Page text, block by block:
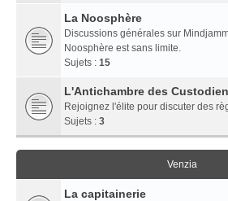
La Noosphère
Discussions générales sur
Noosphère est sans limite.
Sujets : 15
L'Antichambre des
Rejoignez l'élite pour discuter des
Sujets : 3
Venzia
La capitainerie